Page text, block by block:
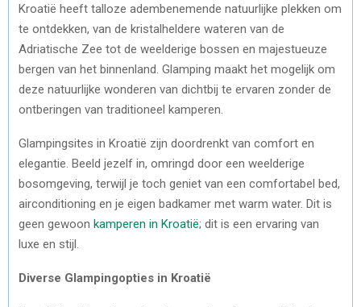
Kroatië heeft talloze adembenemende natuurlijke plekken om
te ontdekken, van de kristalheldere wateren van de
Adriatische Zee tot de weelderige bossen en majestueuze
bergen van het binnenland. Glamping maakt het mogelijk om
deze natuurlijke wonderen van dichtbij te ervaren zonder de
ontberingen van traditioneel kamperen.
Glampingsites in Kroatië zijn doordrenkt van comfort en
elegantie. Beeld jezelf in, omringd door een weelderige
bosomgeving, terwijl je toch geniet van een comfortabel bed,
airconditioning en je eigen badkamer met warm water. Dit is
geen gewoon kamperen in Kroatië; dit is een ervaring van
luxe en stijl.
Diverse Glampingopties in Kroatië